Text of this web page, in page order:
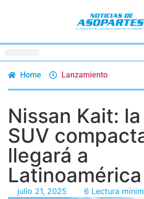
Home Lanzamiento
Nissan Kait:
SUV
llegará a
Latinoamérica
julio 21, 2025 6 Lectura